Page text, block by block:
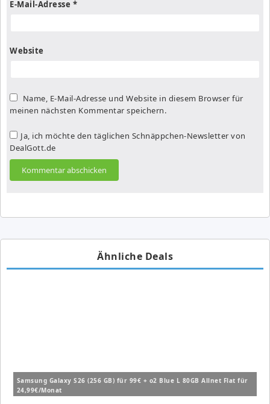
E-Mail-Adresse *
Website
Name, E-Mail-Adresse und Website in diesem Browser für
meinen nächsten Kommentar speichern.
Ja, ich möchte den täglichen Schnäppchen-Newsletter von
DealGott.de
Ähnliche Deals
Samsung Galaxy S26 (256 GB) für 99€ + o2 Blue L 80GB Allnet Flat für
24,99€/Monat